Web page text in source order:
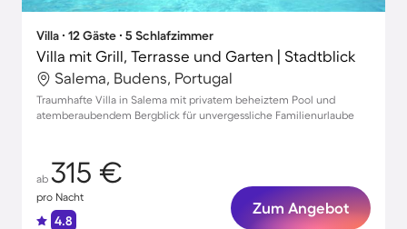
Villa ∙ 12 Gäste ∙ 5 Schlafzimmer
Villa mit Grill, Terrasse und Garten | Stadtblick
Salema, Budens, Portugal
Traumhafte Villa in Salema mit privatem beheiztem Pool und
atemberaubendem Bergblick für unvergessliche Familienurlaube
ab 315 €
pro Nacht
4.8
Zum Angebot